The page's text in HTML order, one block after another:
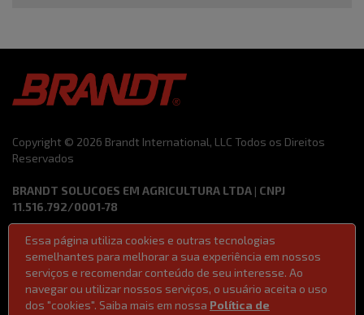
Copyright © 2026 Brandt International, LLC Todos os Direitos
Reservados
BRANDT SOLUCOES EM AGRICULTURA LTDA | CNPJ
11.516.792/0001-78
Termos de Uso
Código de Ética e Conduta
Política de Privacidade
Ferramentas de vendas
Lei 14611/2023 | Lei da Igualdade Salarial
Essa página utiliza cookies e outras tecnologias
semelhantes para melhorar a sua experiência em nossos
serviços e recomendar conteúdo de seu interesse. Ao
navegar ou utilizar nossos serviços, o usuário aceita o uso
dos "cookies". Saiba mais em nossa Política de